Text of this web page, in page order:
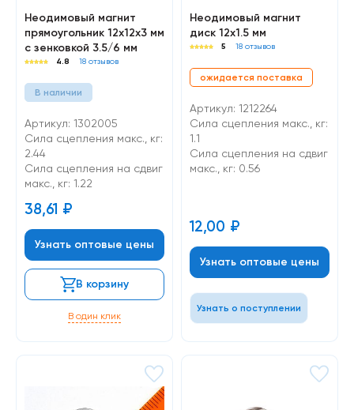
Неодимовый магнит
прямоугольник 12х12х3 мм
с зенковкой 3.5/6 мм
4.8 18 отзывов
В наличии
Артикул: 1302005
Сила сцепления макс., кг:
2.44
Cила сцепления на сдвиг
макс., кг: 1.22
38,61 ₽
Узнать оптовые цены
В корзину
В один клик
Неодимовый магнит
диск 12х1.5 мм
5 18 отзывов
ожидается поставка
Артикул: 1212264
Сила сцепления макс., кг:
1.1
Cила сцепления на сдвиг
макс., кг: 0.56
12,00 ₽
Узнать оптовые цены
Узнать о поступлении